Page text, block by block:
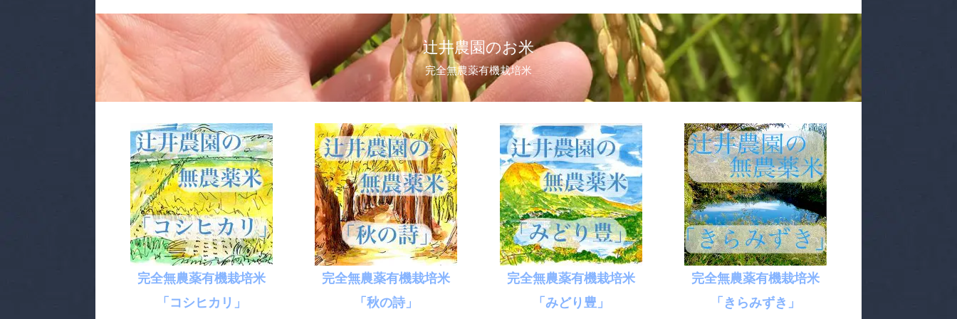
辻井農園のお米
完全無農薬有機栽培米
完全無農薬有機栽培米
「コシヒカリ」
完全無農薬有機栽培米
「秋の詩」
完全無農薬有機栽培米
「みどり豊」
完全無農薬有機栽培米
「きらみずき」